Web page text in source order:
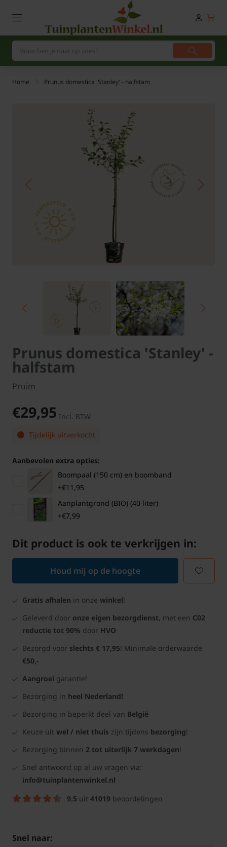
Home Prunus domestica 'Stanley' - halfstam
Prunus domestica 'Stanley' -
halfstam
Pruim
€29,95 Incl. BTW
Tijdelijk uitverkocht
Aanbevolen extra opties:
Boompaal (150 cm) en boomband
+€11,95
Aanplantgrond (BIO) (40 liter)
+€7,99
Dit product is ook te verkrijgen in:
Houd mij op de hoogte
Gratis afhalen in onze winkel!
Geleverd door onze eigen bezorgdienst, met een C02
reductie tot 90% door HVO
Bezorgd voor slechts € 17,95! Minimale orderwaarde
€50,-
Aangroei garantie!
Bezorging in heel Nederland!
Bezorging in beperkt deel van België
Keuze uit wel / niet thuis zijn tijdens bezorging!
Bezorging binnen 2 tot uiterlijk 7 werkdagen!
Snel antwoord op al uw vragen via:
info@tuinplantenwinkel.nl
9.5 uit 41019 beoordelingen
Snel naar: